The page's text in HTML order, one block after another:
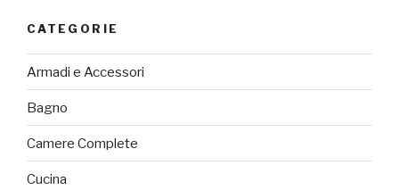
CATEGORIE
Armadi e Accessori
Bagno
Camere Complete
Cucina